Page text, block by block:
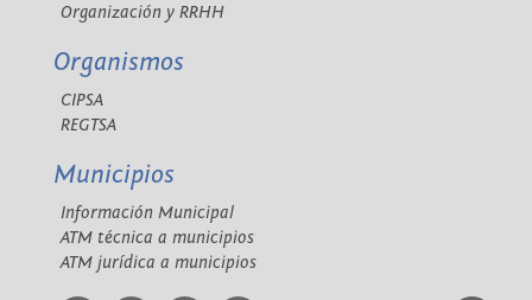
Organización y RRHH
Organismos
CIPSA
REGTSA
Municipios
Información Municipal
ATM técnica a municipios
ATM jurídica a municipios